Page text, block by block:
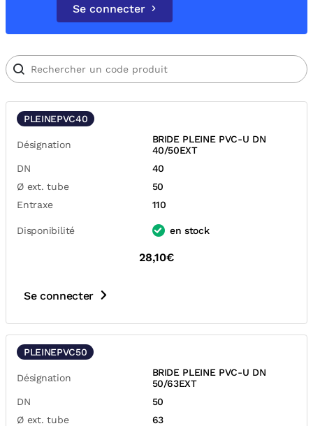
Se connecter
PLEINEPVC40
Désignation
BRIDE PLEINE PVC-U DN
40/50EXT
DN
40
Ø ext. tube
50
Entraxe
110
Disponibilité en stock
28,10€
Se connecter
PLEINEPVC50
Désignation
BRIDE PLEINE PVC-U DN
50/63EXT
DN
50
Ø ext. tube
63